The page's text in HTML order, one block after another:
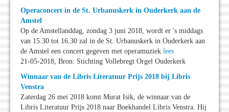
Operaconcert in de St. Urbanuskerk in Ouderkerk aan de
Amstel
Op de Amstellanddag, zondag 3 juni 2018, wordt er 's middags
van 15.30 tot 16.30 zal in de St. Urbanuskerk in Ouderkerk aan
de Amstel een concert gegeven met operamuziek lees
21-05-2018, Bron: Stichting Vollebregt Orgel Ouderkerk
Winnaar van de Libris Literatuur Prijs 2018 bij Libris
Venstra
Zaterdag 26 mei 2018 komt Murat Isik, de winnaar van de
Libris Literatuur Prijs 2018 naar Boekhandel Libris Venstra. Hij